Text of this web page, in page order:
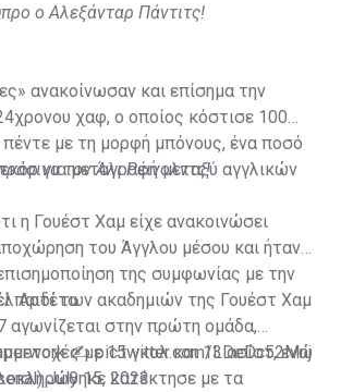
ο Αλεξάνταρ Πάντιτς!
ανακοίνωσαν και επίσημα την
χαφ, ο οποίος κόστισε 100
με τη μορφή μπόνους, ένα ποσό
για μεταγραφή μεταξύ αγγλικών
τον Άλι Ρέινολντς!
η Γουέστ Χαμ είχε ανακοινώσει
του Άγγλου μέσου και ήταν
της συμφωνίας με την
Αρτέτα.
παιδί των ακαδημιών της Γουέστ Χαμ
αγωνίζεται στην πρώτη ομάδα,
με 15 γκολ και 13 ασίστ, ενώ
κατέκτησε με τα
✍️pic.twitter.com/LDeDc52Mnj
July 15, 2023